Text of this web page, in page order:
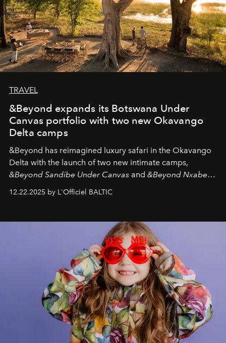
TRAVEL
&Beyond expands its Botswana Under
Canvas portfolio with two new Okavango
Delta camps
&Beyond has reimagined luxury safari in the Okavango
Delta with the launch of two new intimate camps,
&Beyond Sandibe Under Canvas and &Beyond Nxabega
&Beyond Chobe Under Canvas
iconic wild places, a journey offering a rare combination
of adventure, intimacy, and sustainability.
is not a lodge — it’s the wild, felt, heard,
and breathed — an experience where comfort and
wilderness merge so completely that you become part
12.22.2025 by L'Officiel BALTIC